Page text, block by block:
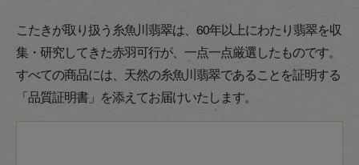
こたきが取り扱う糸魚川翡翠は、60年以上にわたり翡翠を収
集・研究してきた赤羽可行が、一点一点厳選したものです。
すべての商品には、天然の糸魚川翡翠であることを証明する
「品質証明書」を添えてお届けいたします。